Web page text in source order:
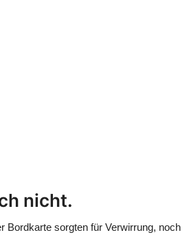
nicht.
Bordkarte sorgten für Verwirrung, noch